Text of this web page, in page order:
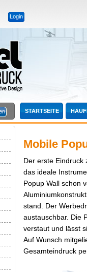
STARTSEITE
Mobile
Der erste Eindruck
das ideale
Popup Wall schon
stand. Der
austauschbar. Die
verstaut und lässt
Auf Wunsch
Gesamteindruck